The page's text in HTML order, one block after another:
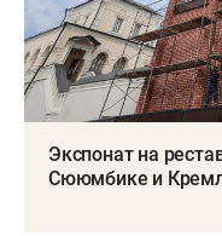
Экспонат на
Сююмбике и